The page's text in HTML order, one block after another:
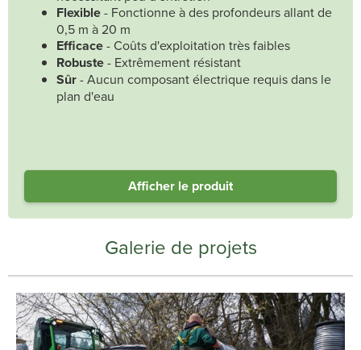
Flexible- Fonctionne à des profondeurs allant de
0,5 m à 20 m
Efficace- Coûts d'exploitation très faibles
Robuste- Extrêmement résistant
Sûr- Aucun composant électrique requis dans le
plan d'eau
Afficher le produit
Galerie de projets